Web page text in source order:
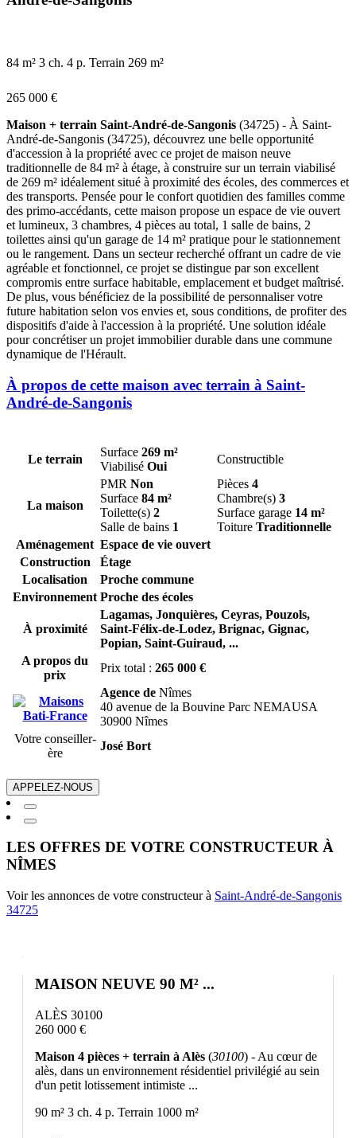
84 m² 3 ch. 4 p. Terrain 269 m²
265 000 €
Maison + terrain Saint-André-de-Sangonis (34725) - À Saint-
André-de-Sangonis (34725), découvrez une belle opportunité
d'accession à la propriété avec ce projet de maison neuve
traditionnelle de 84 m² à étage, à construire sur un terrain viabilisé
de 269 m² idéalement situé à proximité des écoles, des commerces et
des transports. Pensée pour le confort quotidien des familles comme
des primo-accédants, cette maison propose un espace de vie ouvert
et lumineux, 3 chambres, 4 pièces au total, 1 salle de bains, 2
toilettes ainsi qu'un garage de 14 m² pratique pour le stationnement
ou le rangement. Dans un secteur recherché offrant un cadre de vie
agréable et fonctionnel, ce projet se distingue par son excellent
compromis entre surface habitable, emplacement et budget maîtrisé.
De plus, vous bénéficiez de la possibilité de personnaliser votre
future habitation selon vos envies et, sous conditions, de profiter des
dispositifs d'aide à l'accession à la propriété. Une solution idéale
pour concrétiser un projet immobilier durable dans une commune
dynamique de l'Hérault.
À propos de cette maison avec terrain à Saint-
André-de-Sangonis
Le terrain
Surface 269 m²
Viabilisé Oui
Constructible
La maison
PMR Non
Surface 84 m²
Toilette(s) 2
Salle de bains 1
Pièces 4
Chambre(s) 3
Surface garage 14 m²
Toiture Traditionnelle
Aménagement Espace de vie ouvert
Construction
Étage
Localisation
Proche commune
Environnement Proche des écoles
À proximité
Lagamas, Jonquières, Ceyras, Pouzols,
Saint-Félix-de-Lodez, Brignac, Gignac,
Popian, Saint-Guiraud, ...
A propos du
prix
Prix total : 265 000 €
Agence de Nîmes
40 avenue de la Bouvine Parc NEMAUSA
30900 Nîmes
Votre conseiller-
ère
José Bort
APPELEZ-NOUS
LES OFFRES DE VOTRE CONSTRUCTEUR À
NÎMES
Voir les annonces de votre constructeur à Saint-André-de-Sangonis
34725
MAISON NEUVE 90 M² ...
ALÈS 30100
260 000 €
Maison 4 pièces + terrain à Alès (30100) - Au cœur de
alès, dans un environnement résidentiel privilégié au sein
d'un petit lotissement intimiste ...
90 m² 3 ch. 4 p. Terrain 1000 m²